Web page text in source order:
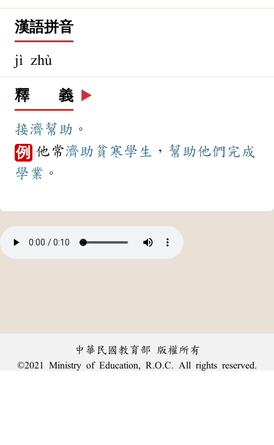
漢語拼音
jì zhù
釋 義 ▶️
接濟幫助 。
例 他常濟助 貧寒學生 ， 幫助他們 完成
學業 。
中華民國教育部 版權所有
©2021 Ministry of Education, R.O.C. All rights reserved.